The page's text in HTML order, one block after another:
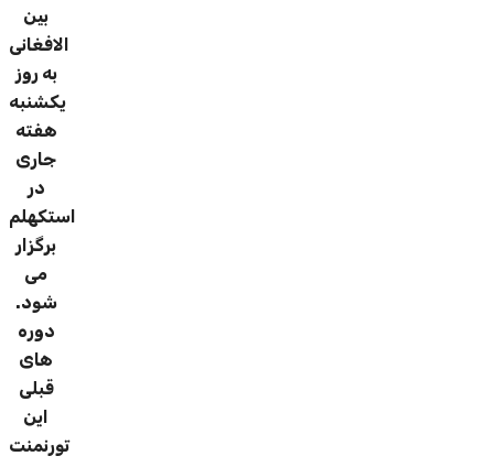
بین
الافغانی
به روز
یکشنبه
هفته
جاری
در
استکهلم
برگزار
می
شود.
دوره
های
قبلی
این
تورنمنت